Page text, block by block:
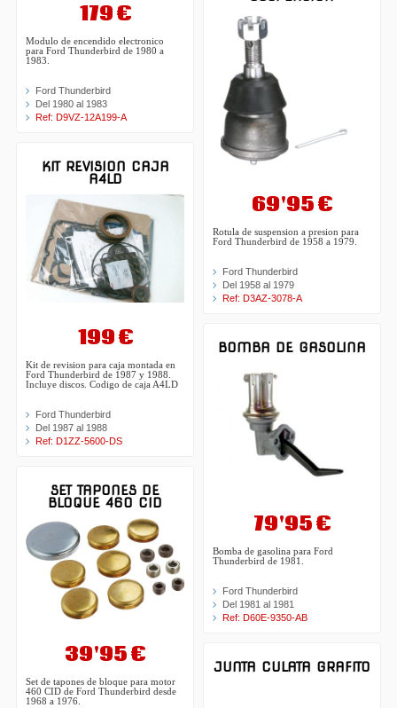
179 €
Modulo de encendido electronico
para Ford Thunderbird de 1980 a
1983.
Ford Thunderbird
Del 1980 al 1983
Ref: D9VZ-12A199-A
KIT REVISION CAJA
A4LD
199 €
Kit de revision para caja montada en
Ford Thunderbird de 1987 y 1988.
Incluye discos. Codigo de caja A4LD
Ford Thunderbird
Del 1987 al 1988
Ref: D1ZZ-5600-DS
SET TAPONES DE
BLOQUE 460 CID
39'95 €
Set de tapones de bloque para motor
460 CID de Ford Thunderbird desde
1968 a 1976.
69'95 €
Rotula de suspension a presion para
Ford Thunderbird de 1958 a 1979.
Ford Thunderbird
Del 1958 al 1979
Ref: D3AZ-3078-A
BOMBA DE GASOLINA
79'95 €
Bomba de gasolina para Ford
Thunderbird de 1981.
Ford Thunderbird
Del 1981 al 1981
Ref: D60E-9350-AB
JUNTA CULATA GRAFITO